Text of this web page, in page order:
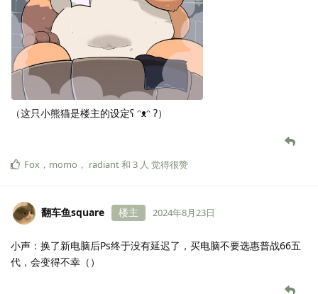
（这只小熊猫是楼主的设定ʕ ᵔᴥᵔ ʔ）
Fox ， momo ， radiant和 3 人 觉得很赞
翻车鱼square 楼主 2024年8月23日
小声：换了新电脑后Ps终于没有延迟了，买电脑不要选惠普战66五
代，会变得不幸（）